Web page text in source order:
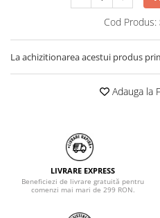
Cod Produs:
La achizitionarea acestui produs
Adauga la
LIVRARE EXPRESS
Beneficiezi de livrare gratuită pentru
comenzi mai mari de 299 RON.